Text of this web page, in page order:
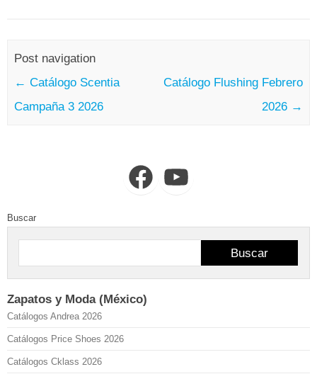
Post navigation
← Catálogo Scentia
Campaña 3 2026
Catálogo Flushing Febrero
2026 →
FacebookYouTube
Buscar
Buscar
Zapatos y Moda (México)
Catálogos Andrea 2026
Catálogos Price Shoes 2026
Catálogos Cklass 2026